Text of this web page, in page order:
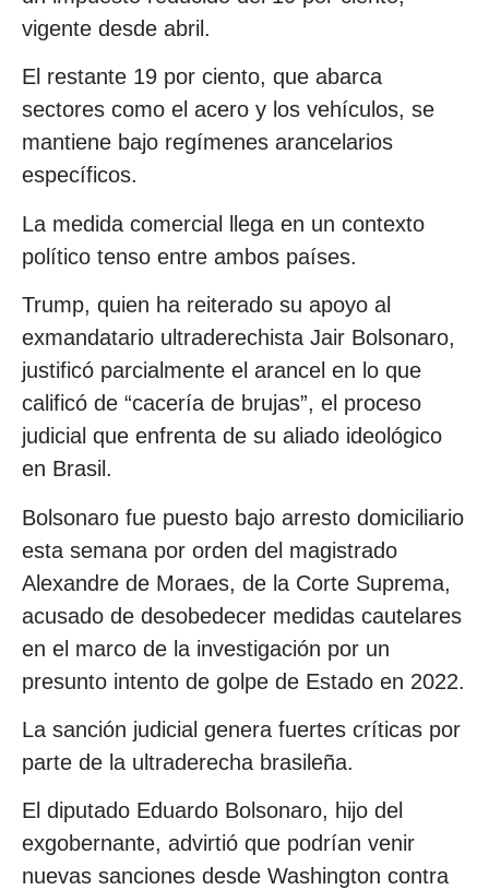
vigente desde abril.
El restante 19 por ciento, que abarca
sectores como el acero y los vehículos, se
mantiene bajo regímenes arancelarios
específicos.
La medida comercial llega en un contexto
político tenso entre ambos países.
Trump, quien ha reiterado su apoyo al
exmandatario ultraderechista Jair Bolsonaro,
justificó parcialmente el arancel en lo que
calificó de “cacería de brujas”, el proceso
judicial que enfrenta de su aliado ideológico
en Brasil.
Bolsonaro fue puesto bajo arresto domiciliario
esta semana por orden del magistrado
Alexandre de Moraes, de la Corte Suprema,
acusado de desobedecer medidas cautelares
en el marco de la investigación por un
presunto intento de golpe de Estado en 2022.
La sanción judicial genera fuertes críticas por
parte de la ultraderecha brasileña.
El diputado Eduardo Bolsonaro, hijo del
exgobernante, advirtió que podrían venir
nuevas sanciones desde Washington contra